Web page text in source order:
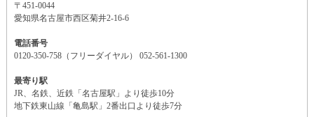
〒451-0044
愛知県名古屋市西区菊井2-16-6
電話番号
0120-350-758（フリーダイヤル） 052-561-1300
最寄り駅
JR、名鉄、近鉄「名古屋駅」より徒歩10分
地下鉄東山線「亀島駅」2番出口より徒歩7分